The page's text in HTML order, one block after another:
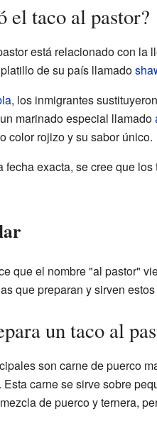
el taco al pastor?
está relacionado con la
de su país llamado
, los inmigrantes
marinado especial llamado
color rojizo y su sabor único.
fecha exacta, se cree que
que el nombre "al pastor"
que preparan y sirven
un taco al
son carne de puerco
carne se sirve sobre
de puerco y ternera,